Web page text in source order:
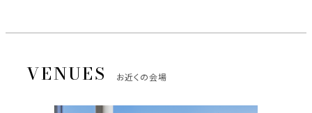
お近くの会場